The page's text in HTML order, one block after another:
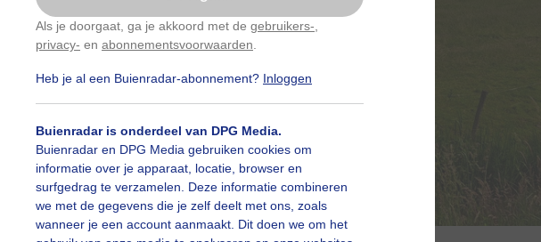
Als je doorgaat, ga je akkoord met de gebruikers-
privacy- en abonnementsvoorwaarden
Heb je al een Buienradar-abonnement? Inloggen
Buienradar is onderdeel van DPG Media.
Buienradar en DPG Media gebruiken cookies om
informatie over je apparaat, locatie, browser en
surfgedrag te verzamelen. Deze informatie combineren
we met de gegevens die je zelf deelt met ons, zoals
wanneer je een account aanmaakt. Dit doen we om het
Gebruik je Safari en wil je niet elke dag deze pop-up
Klikhierom dit aan te passen